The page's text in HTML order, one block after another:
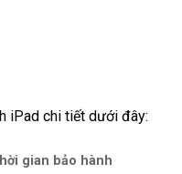
iPad chi tiết dưới đây:
gian bảo hành